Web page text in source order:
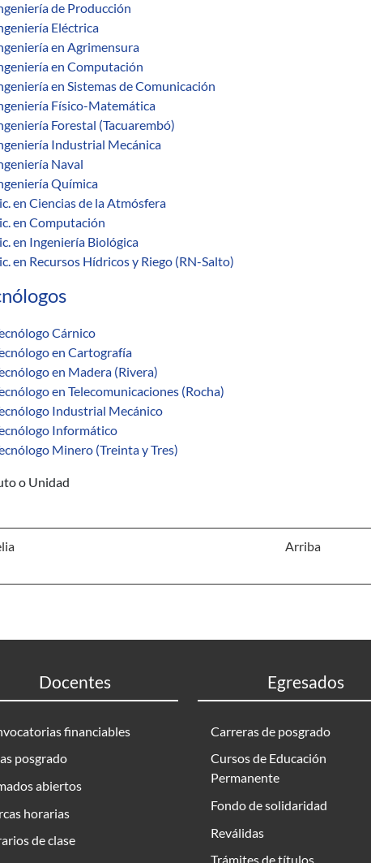
de Producción
Eléctrica
en Agrimensura
en Computación
en Sistemas de Comunicación
Físico-Matemática
Forestal (Tacuarembó)
Industrial Mecánica
Naval
Química
en Ciencias de la Atmósfera
en Computación
en Ingeniería Biológica
en Recursos Hídricos y Riego (RN-Salto)
Cárnico
en Cartografía
en Madera (Rivera)
en Telecomunicaciones (Rocha)
Industrial Mecánico
Informático
Minero (Treinta y Tres)
o Unidad
Arriba
Docentes
financiables
posgrado
abiertos
horarias
de clase
Egresados
Carreras de posgrado
Cursos de Educación
Permanente
Fondo de solidaridad
Reválidas
Trámites de títulos